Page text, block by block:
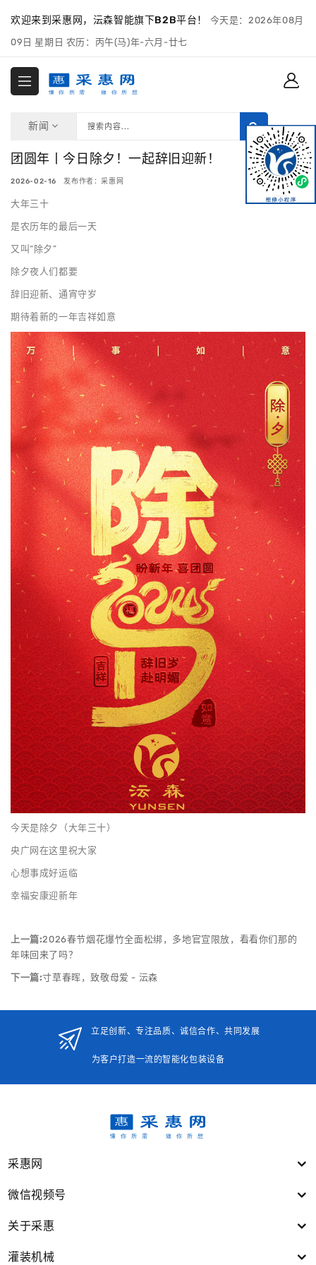
欢迎来到采惠网，沄森智能旗下B2B平台！ 今天是：2026年08月
09日 星期日 农历：丙午(马)年-六月-廿七
新闻
团圆年丨今日除夕！一起辞旧迎新！
2026-02-16 发布作者：采惠网
大年三十
是农历年的最后一天
又叫“除夕”
除夕夜人们都要
辞旧迎新、通宵守岁
期待着新的一年吉祥如意
今天是除夕（大年三十）
央广网在这里祝大家
心想事成好运临
幸福安康迎新年
上一篇:2026春节烟花爆竹全面松绑，多地官宣限放，看看你们那的
年味回来了吗？
下一篇:寸草春晖，致敬母爱 - 沄森
立足创新、专注品质、诚信合作、共同发展
为客户打造一流的智能化包装设备
采惠网
微信视频号
关于采惠
灌装机械